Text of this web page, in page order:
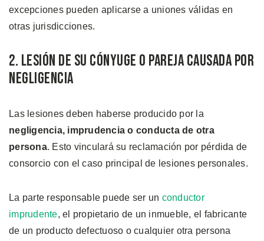
excepciones pueden aplicarse a uniones válidas en
otras jurisdicciones.
2. Lesión de su Cónyuge o Pareja Causada Por
Negligencia
Las lesiones deben haberse producido por la
negligencia, imprudencia o conducta de otra
persona. Esto vinculará su reclamación por pérdida de
consorcio con el caso principal de lesiones personales.
La parte responsable puede ser un conductor
imprudente, el propietario de un inmueble, el fabricante
de un producto defectuoso o cualquier otra persona